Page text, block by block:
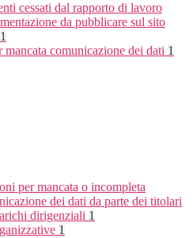
cessati dal rapporto di lavoro
da pubblicare sul sito
1
mancata comunicazione dei dati 1
per mancata o incompleta
dei dati da parte dei titolari
dirigenziali 1
1